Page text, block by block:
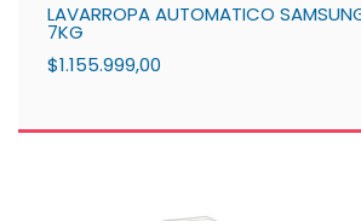
LAVARROPA AUTOMATICO
7KG
$1.155.999,00